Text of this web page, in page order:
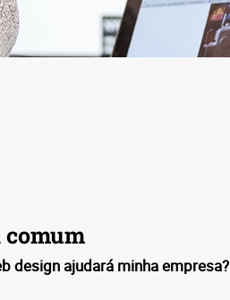
design ajudará minha empresa?